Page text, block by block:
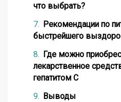
что выбрать?
Рекомендации по
быстрейшего
Где можно
лекарственное
гепатитом С
Выводы